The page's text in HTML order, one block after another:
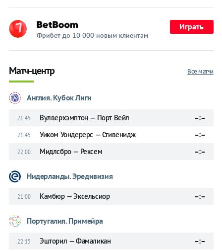
Фрибет до 10 000 новым клиентам
Играть
Все матчи
Матч-центр
Англия. Кубок Лиги
21:45 Вулверхэмптон — Порт Вейл –:–
21:45 Уиком Уондерерс — Стивенидж –:–
22:00 Мидлсбро — Рексем –:–
Нидерланды. Эредивизия
21:00 Камбюр — Эксельсиор –:–
Португалия. Примейра
22:15 Эшторил — Фамаликан –:–